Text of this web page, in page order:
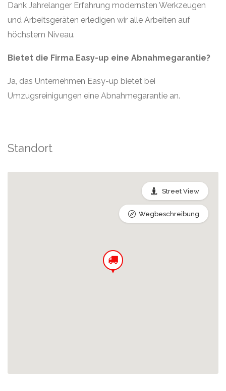
Dank Jahrelanger Erfahrung modernsten Werkzeugen
und Arbeitsgeräten erledigen wir alle Arbeiten auf
höchstem Niveau.
Bietet die Firma Easy-up eine Abnahmegarantie?
Ja, das Unternehmen Easy-up bietet bei
Umzugsreinigungen eine Abnahmegarantie an.
Standort
Street View
Wegbeschreibung